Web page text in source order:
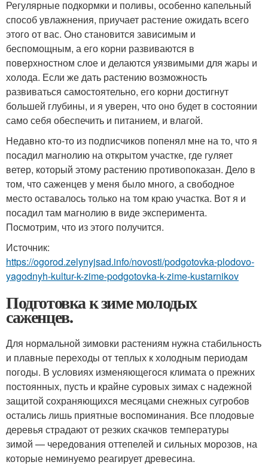
Регулярные подкормки и поливы, особенно капельный
способ увлажнения, приучает растение ожидать всего
этого от вас. Оно становится зависимым и
беспомощным, а его корни развиваются в
поверхностном слое и делаются уязвимыми для жары и
холода. Если же дать растению возможность
развиваться самостоятельно, его корни достигнут
большей глубины, и я уверен, что оно будет в состоянии
само себя обеспечить и питанием, и влагой.
Недавно кто-то из подписчиков попенял мне на то, что я
посадил магнолию на открытом участке, где гуляет
ветер, который этому растению противопоказан. Дело в
том, что саженцев у меня было много, а свободное
место оставалось только на том краю участка. Вот я и
посадил там магнолию в виде эксперимента.
Посмотрим, что из этого получится.
Источник:
https://ogorod.zelynyjsad.info/novosti/podgotovka-plodovo-
yagodnyh-kultur-k-zime-podgotovka-k-zime-kustarnikov
Подготовка к зиме молодых
саженцев.
Для нормальной зимовки растениям нужна стабильность
и плавные переходы от теплых к холодным периодам
погоды. В условиях изменяющегося климата о прежних
постоянных, пусть и крайне суровых зимах с надежной
защитой сохраняющихся месяцами снежных сугробов
остались лишь приятные воспоминания. Все плодовые
деревья страдают от резких скачков температуры
зимой — чередования оттепелей и сильных морозов, на
которые неминуемо реагирует древесина.